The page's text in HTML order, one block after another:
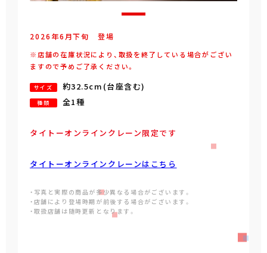
2026年6 月下旬 登場
※店舗の在庫状況により、取扱を終了している場合がござい
ますので予めご了承ください。
サイズ 約32.5cm(台座含む)
種類 全1種
タイトーオンラインクレーン限定です
タイトーオンラインクレーンはこちら
・写真と実際の商品が多少異なる場合がございます。
・店舗により登場時期が前後する場合がございます。
・取扱店舗は随時更新となります。